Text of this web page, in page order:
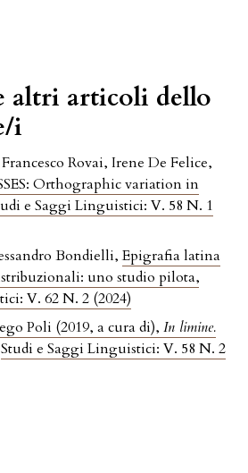
altri articoli dello
i
Rovai, Irene De Felice,
Orthographic variation in
e Saggi Linguistici: V. 58 N. 1
Bondielli,Epigrafia latina
uno studio pilota,
V. 62 N. 2 (2024)
Poli (2019, a cura di), In limine.
Studi e Saggi Linguistici: V. 58 N. 2